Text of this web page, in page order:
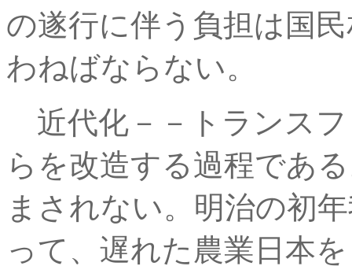
の遂行に伴う負担は国
わねばならない。
近代化－－トランス
らを改造する過程であ
まされない。明治の初
って、遅れた農業日本